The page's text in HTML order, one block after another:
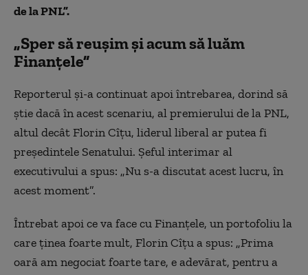
de la PNL”.
„Sper să reușim și acum să luăm
Finanțele”
Reporterul și-a continuat apoi întrebarea, dorind să
știe dacă în acest scenariu, al premierului de la PNL,
altul decât Florin Cîțu, liderul liberal ar putea fi
președintele Senatului. Șeful interimar al
executivului a spus: „Nu s-a discutat acest lucru, în
acest moment”.
Întrebat apoi ce va face cu Finanțele, un portofoliu la
care ținea foarte mult, Florin Cîțu a spus: „Prima
oară am negociat foarte tare, e adevărat, pentru a